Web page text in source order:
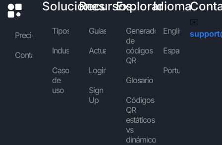
Precios
Contáctanos
Soluciones
Tipos
Industrias
Casos
de
uso
Recursos
Guías
Actualidad
Login
Sign
Up
Explorar
Generador
de
códigos
QR
Glosario
Códigos
QR
estáticos
vs
dinámicos
Idioma
English
Español
Português
✉️